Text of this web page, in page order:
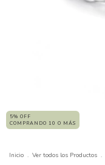
5% OFF
COMPRANDO 10 O MÁS
Inicio . Ver todos los Productos .